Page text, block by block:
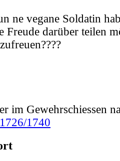
ne vegane Soldatin
Freude darüber teilen
im Gewehrschiessen
1740